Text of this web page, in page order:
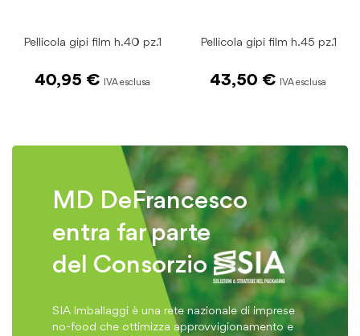
Pellicola gipi film h.40 pz.1
40,95 €
Pellicola gipi film h.45 pz.1
43,50 €
MD DeFrancesco
entra far parte
del Consorzio
SIA Imballaggi è una rete nazionale di imprese
no-food che ottimizza approvvigionamento e